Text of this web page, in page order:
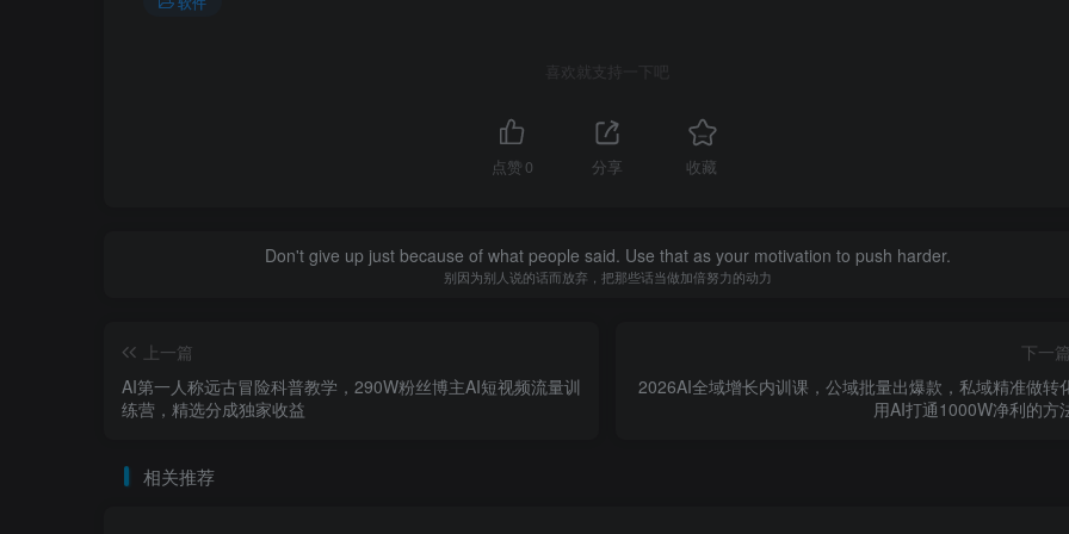
喜欢就支持一下吧
点赞 0 分享 收藏
Don't give up just because of what people said. Use that as your motivation to push harder.
别因为别人说的话而放弃，把那些话当做加倍努力的动力
上一篇
AI第一人称远古冒险科普教学，290W粉丝博主AI短视频流量训
练营，精选分成独家收益
下一篇
2026AI全域增长内训课，公域批量出爆款，私域精准做转
用AI打通1000W净利的方
相关推荐